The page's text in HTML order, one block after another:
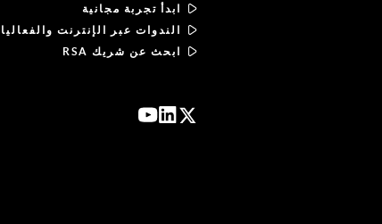
ابدأ تجربة مجانية
الندوات عبر الإنترنت
ابحث عن شريك RSA